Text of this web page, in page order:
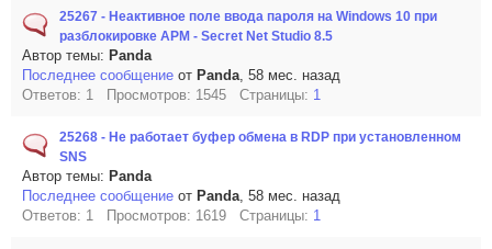
25267 - Неактивное поле ввода пароля на Windows 10 при
разблокировке APM - Secret Net Studio 8.5
Автор темы: Panda
Последнее сообщение от Panda, 58 мес. назад
Ответов: 1 Просмотров: 1545 Страницы: 1
25268 - Не работает буфер обмена в RDP при установленном
SNS
Автор темы: Panda
Последнее сообщение от Panda, 58 мес. назад
Ответов: 1 Просмотров: 1619 Страницы: 1